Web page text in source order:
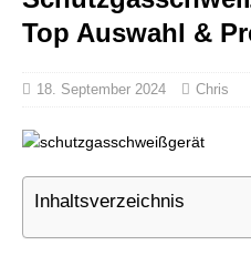
Top Auswahl &
18. September 2024 Chris
Inhaltsverzeichnis